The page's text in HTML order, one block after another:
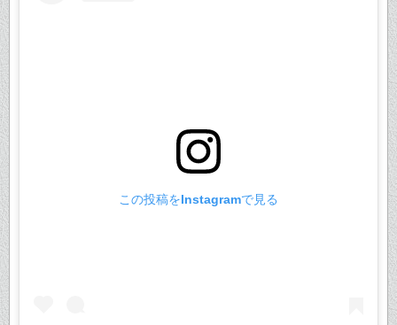
この投稿をInstagramで見る